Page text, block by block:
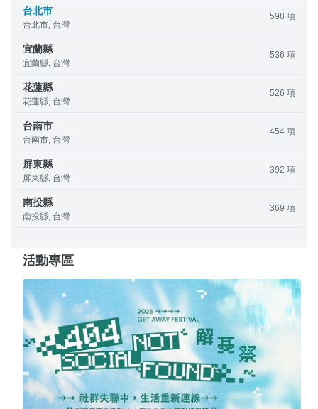
台北市
台北市, 台灣
598 項
宜蘭縣
宜蘭縣, 台灣
536 項
花蓮縣
花蓮縣, 台灣
526 項
台南市
台南市, 台灣
454 項
屏東縣
屏東縣, 台灣
392 項
南投縣
南投縣, 台灣
369 項
活動專區